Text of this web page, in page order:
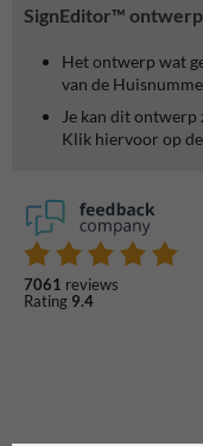
SignEditor™ ontwerp
Het ontwerp wat
van de
Je kan dit
Klik hiervoor op
7061 reviews
Rating 9.4